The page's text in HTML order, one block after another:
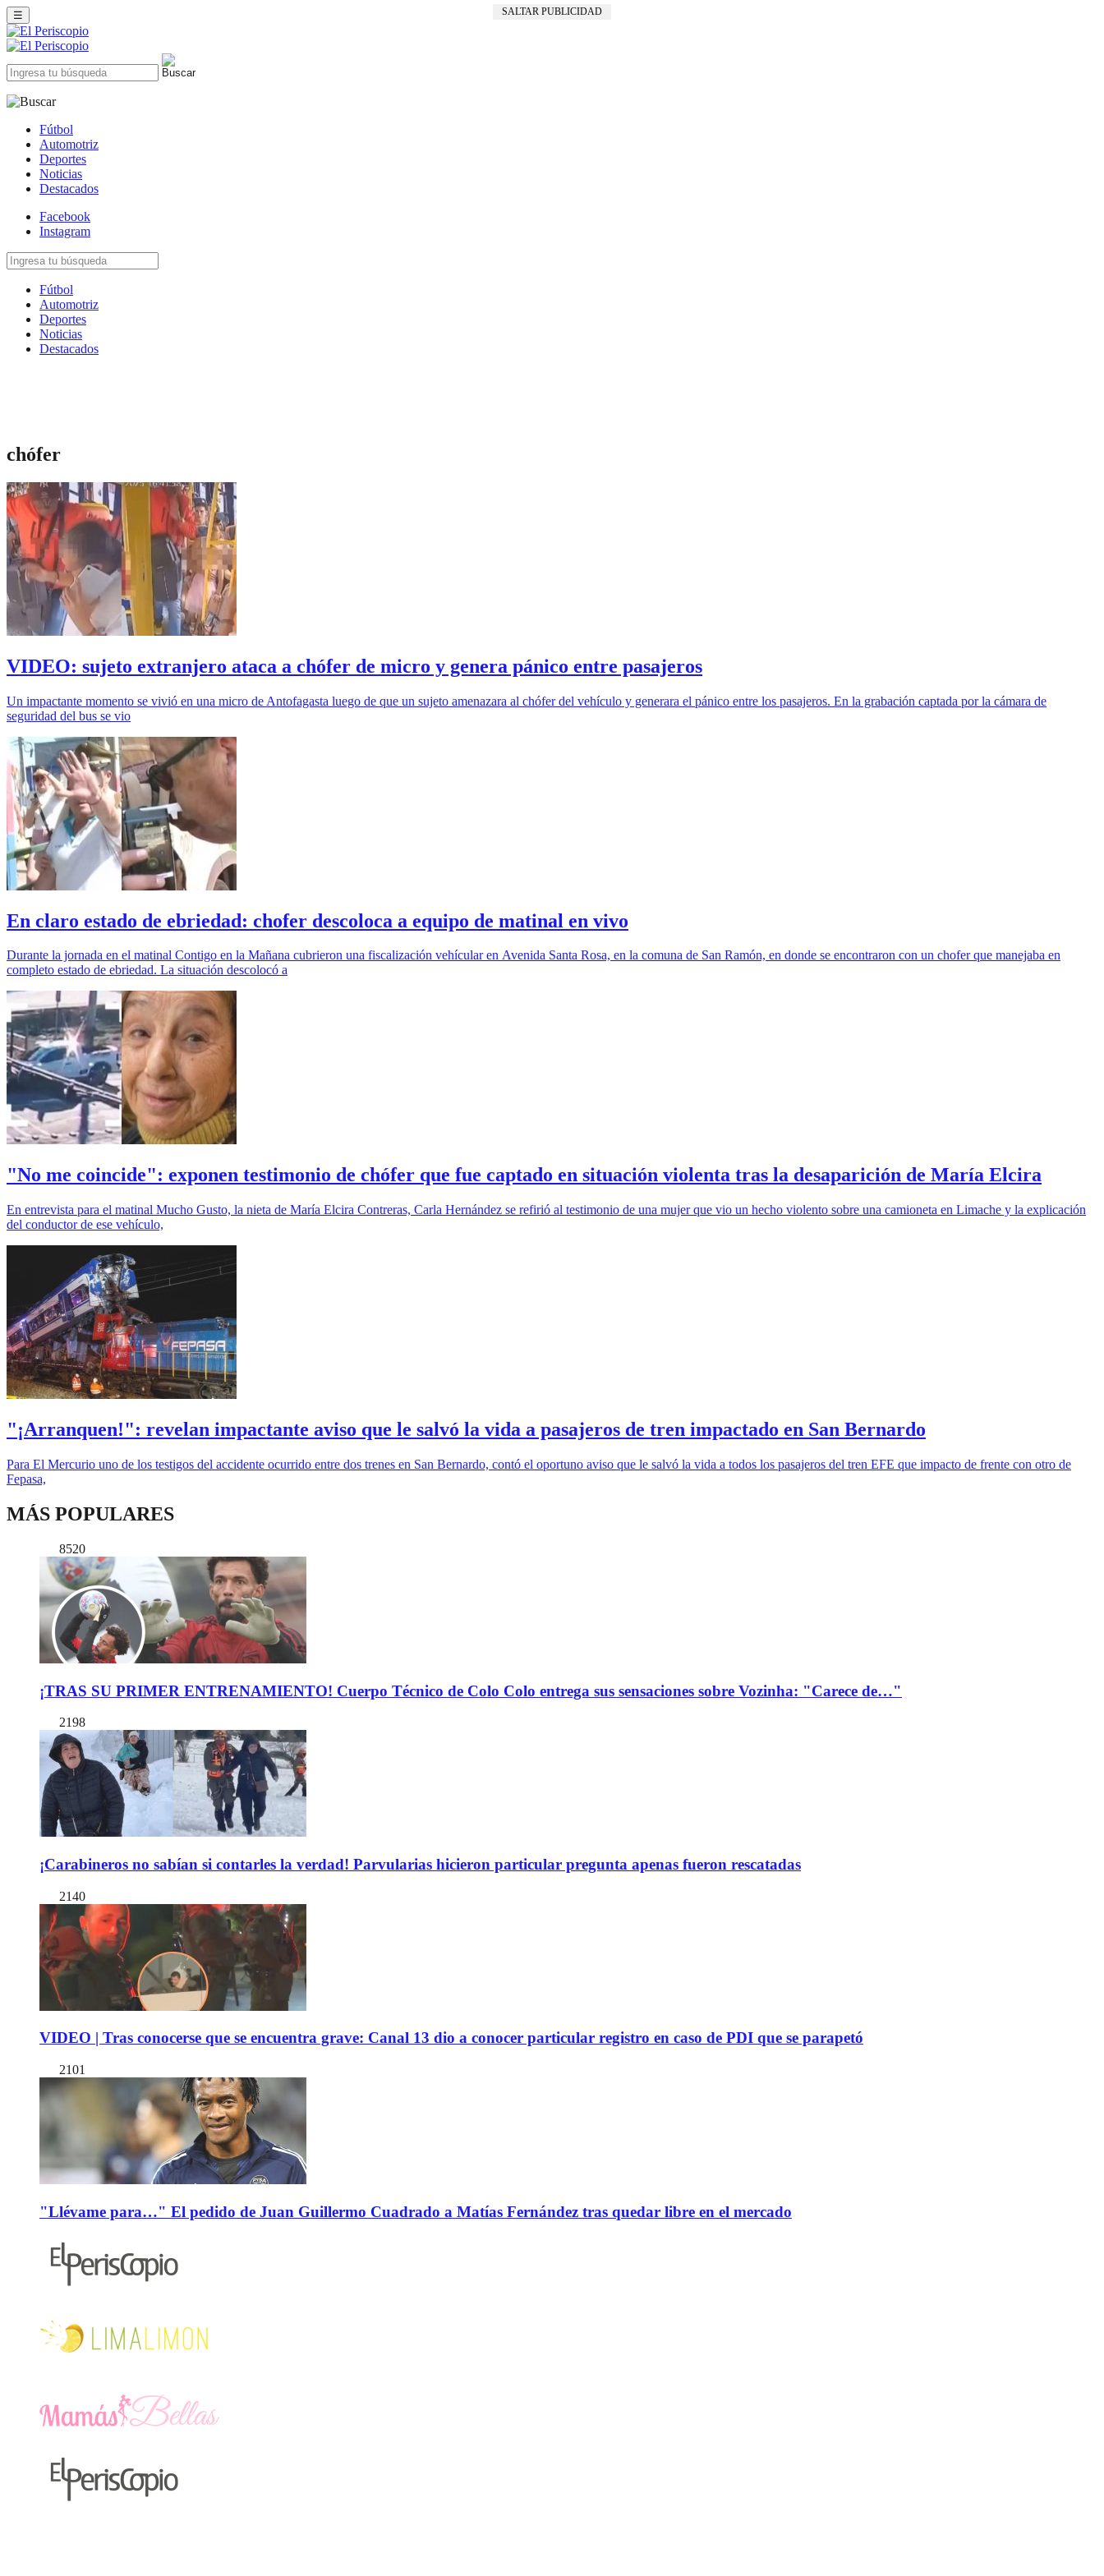
SALTAR PUBLICIDAD
☰
Fútbol
Automotriz
Deportes
Noticias
Destacados
Facebook
Instagram
Fútbol
Automotriz
Deportes
Noticias
Destacados
chófer
VIDEO: sujeto extranjero ataca a chófer de micro y genera pánico entre pasajeros
Un impactante momento se vivió en una micro de Antofagasta luego de que un sujeto amenazara al chófer del vehículo y generara el pánico entre los pasajeros. En la grabación captada por la cámara de
seguridad del bus se vio
En claro estado de ebriedad: chofer descoloca a equipo de matinal en vivo
Durante la jornada en el matinal Contigo en la Mañana cubrieron una fiscalización vehícular en Avenida Santa Rosa, en la comuna de San Ramón, en donde se encontraron con un chofer que manejaba en
completo estado de ebriedad. La situación descolocó a
"No me coincide": exponen testimonio de chófer que fue captado en situación violenta tras la desaparición de María Elcira
En entrevista para el matinal Mucho Gusto, la nieta de María Elcira Contreras, Carla Hernández se refirió al testimonio de una mujer que vio un hecho violento sobre una camioneta en Limache y la explicación
del conductor de ese vehículo,
"¡Arranquen!": revelan impactante aviso que le salvó la vida a pasajeros de tren impactado en San Bernardo
Para El Mercurio uno de los testigos del accidente ocurrido entre dos trenes en San Bernardo, contó el oportuno aviso que le salvó la vida a todos los pasajeros del tren EFE que impacto de frente con otro de
Fepasa,
MÁS POPULARES
8520
¡TRAS SU PRIMER ENTRENAMIENTO! Cuerpo Técnico de Colo Colo entrega sus sensaciones sobre Vozinha: "Carece de…"
2198
¡Carabineros no sabían si contarles la verdad! Parvularias hicieron particular pregunta apenas fueron rescatadas
2140
VIDEO | Tras conocerse que se encuentra grave: Canal 13 dio a conocer particular registro en caso de PDI que se parapetó
2101
"Llévame para…" El pedido de Juan Guillermo Cuadrado a Matías Fernández tras quedar libre en el mercado